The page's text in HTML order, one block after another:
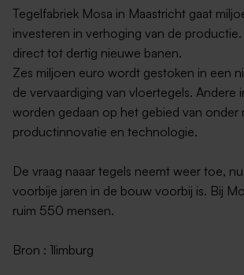
Tegelfabriek Mosa in Maastricht gaat
investeren in verhoging van de
direct tot dertig nieuwe banen.
Zes miljoen euro wordt gestoken in een
de vervaardiging van vloertegels. Andere
worden gedaan op het gebied van onder
productinnovatie en technologie.
De vraag naaar tegels neemt weer toe,
voorbije jaren in de bouw voorbij is. Bij
ruim 550 mensen.
Bron : 1limburg